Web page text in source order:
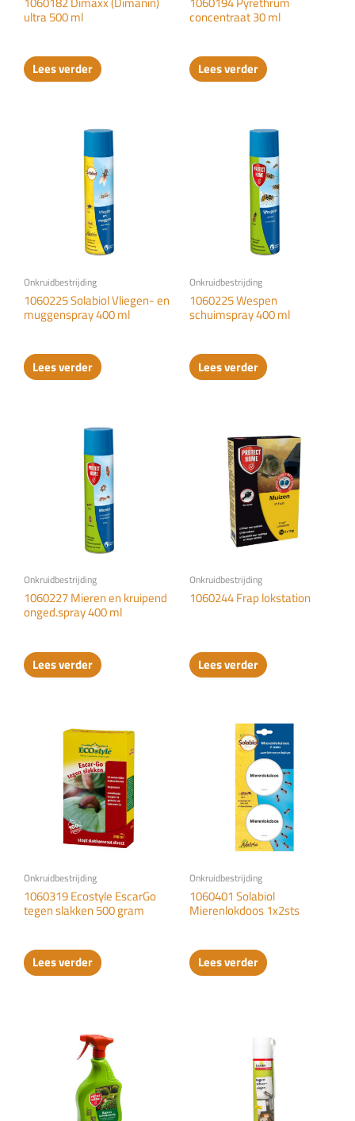
ultra 500 ml
Lees verder
concentraat 30 ml
Lees verder
Onkruidbestrijding
1060225 Solabiol Vliegen- en
muggenspray 400 ml
Lees verder
Onkruidbestrijding
1060225 Wespen
schuimspray 400 ml
Lees verder
Onkruidbestrijding
1060227 Mieren en kruipend
onged.spray 400 ml
Lees verder
Onkruidbestrijding
1060244 Frap lokstation
Lees verder
Onkruidbestrijding
1060319 Ecostyle EscarGo
tegen slakken 500 gram
Lees verder
Onkruidbestrijding
1060401 Solabiol
Mierenlokdoos 1x2sts
Lees verder